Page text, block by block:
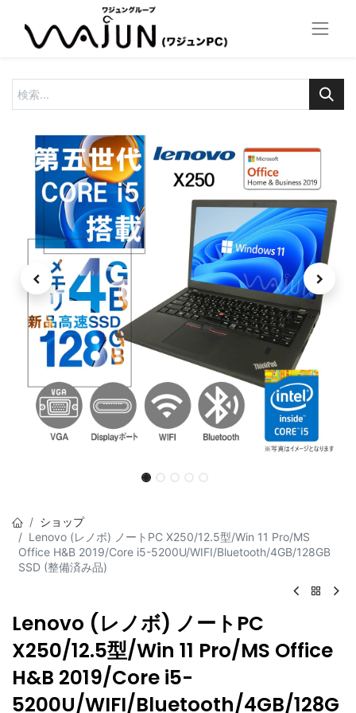
ショップ
Lenovo (レノボ) ノートPC X250/12.5型/Win 11 Pro/MS
Office H&B 2019/Core i5-5200U/WIFI/Bluetooth/4GB/128GB
SSD (整備済み品)
Lenovo (レノボ) ノートPC
X250/12.5型/Win 11 Pro/MS Office
H&B 2019/Core i5-
5200U/WIFI/Bluetooth/4GB/128G